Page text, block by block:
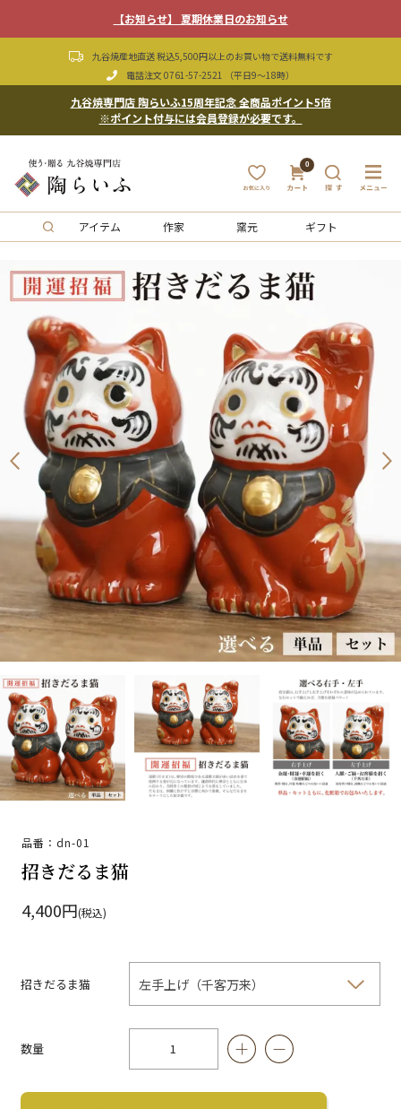
【お知らせ】 夏期休業日のお知らせ
九谷焼産地直送 税込5,500円以上のお買い物で送料無料です
電話注文 0761-57-2521 （平日9〜18時）
九谷焼専門店 陶らいふ15周年記念 全商品ポイント5倍
※ポイント付与には会員登録が必要です。
0
アイテム 作家 窯元 ギフト
品番：dn-01
招きだるま猫
4,400円(税込)
招きだるま猫
数量